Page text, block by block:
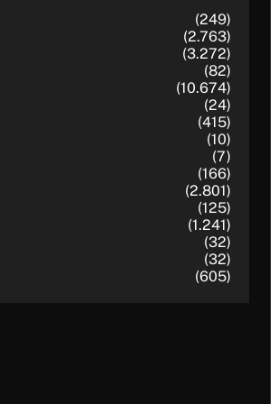
(249)
(2.763)
(3.272)
(82)
(10.674)
(24)
(415)
(10)
(7)
(166)
(2.801)
(125)
(1.241)
(32)
(32)
(605)